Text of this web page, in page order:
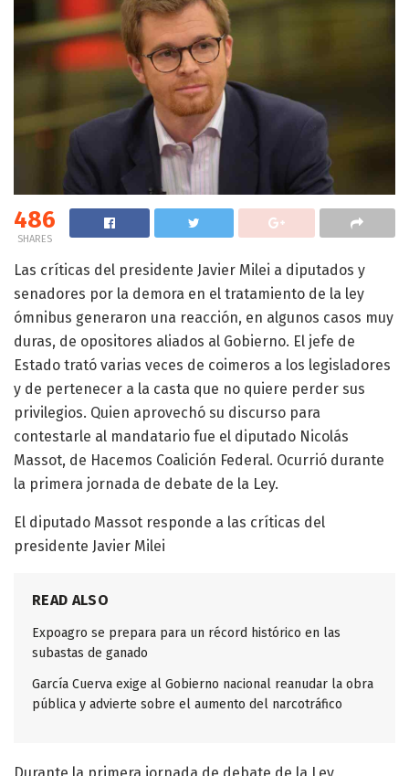
486
SHARES
Las críticas del presidente Javier Milei a diputados y
senadores por la demora en el tratamiento de la ley
ómnibus generaron una reacción, en algunos casos muy
duras, de opositores aliados al Gobierno. El jefe de
Estado trató varias veces de coimeros a los legisladores
y de pertenecer a la casta que no quiere perder sus
privilegios. Quien aprovechó su discurso para
contestarle al mandatario fue el diputado Nicolás
Massot, de Hacemos Coalición Federal. Ocurrió durante
la primera jornada de debate de la Ley.
El diputado Massot responde a las críticas del
presidente Javier Milei
READ ALSO
Expoagro se prepara para un récord histórico en las
subastas de ganado
García Cuerva exige al Gobierno nacional reanudar la obra
pública y advierte sobre el aumento del narcotráfico